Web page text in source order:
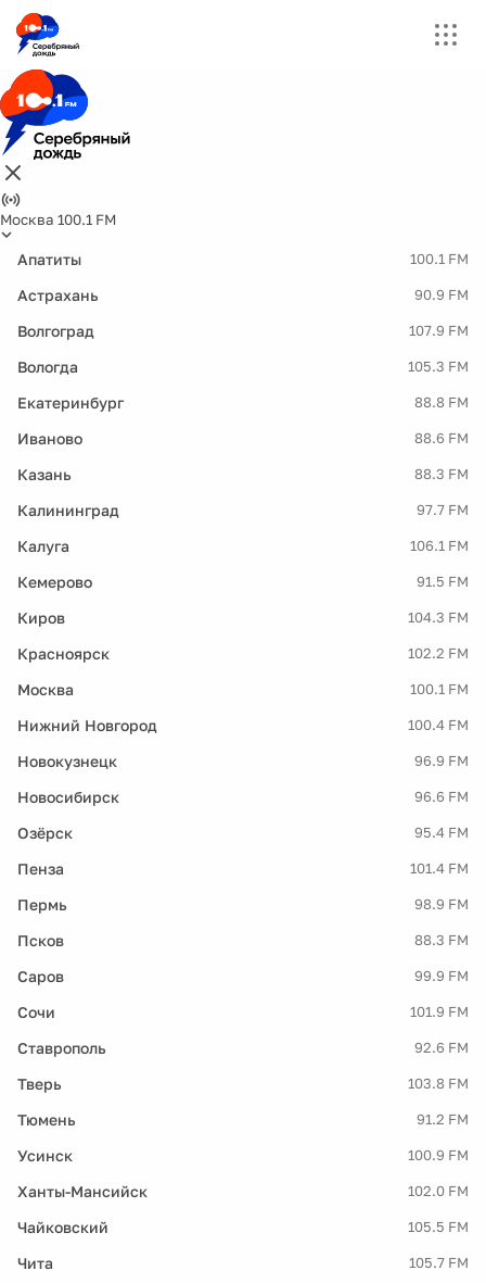
Москва 100.1 FM
Апатиты 100.1 FM
Астрахань 90.9 FM
Волгоград 107.9 FM
Вологда 105.3 FM
Екатеринбург 88.8 FM
Иваново 88.6 FM
Казань 88.3 FM
Калининград 97.7 FM
Калуга 106.1 FM
Кемерово 91.5 FM
Киров 104.3 FM
Красноярск 102.2 FM
Москва 100.1 FM
Нижний Новгород 100.4 FM
Новокузнецк 96.9 FM
Новосибирск 96.6 FM
Озёрск 95.4 FM
Пенза 101.4 FM
Пермь 98.9 FM
Псков 88.3 FM
Саров 99.9 FM
Сочи 101.9 FM
Ставрополь 92.6 FM
Тверь 103.8 FM
Тюмень 91.2 FM
Усинск 100.9 FM
Ханты-Мансийск 102.0 FM
Чайковский 105.5 FM
Чита 105.7 FM